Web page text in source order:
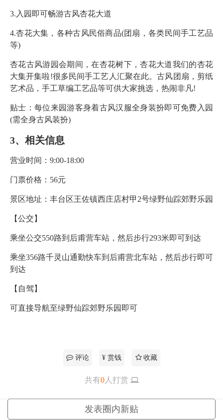
3.入园即可畅游古风杏花大道
4.杏花大集，各种古风民俗商品(团扇，各类民间手工艺品
等)
杏花古风游园会期间，在杏花树下，杏花大道我们的杏花
大集开集啦!很多民间手工艺人汇聚在此。古风团扇，剪纸
艺术品，手工草编工艺品等可供大家挑选，热闹非凡!
贴士：每位来园游客身着古风汉服全身装扮即可免费入园
(需全身古风装扮)
3、相关信息
营业时间：9:00-18:00
门票价格：56元
景区地址：丰台区王佐镇西庄店村甲2号绿野仙踪郊野乐园
【公交】
乘坐公交550路到后甫营车站，然后步行293米即可到达
乘坐356路千灵山通勤快车到后甫营北车站，然后步行即可
到达
【自驾】
可直接导航至绿野仙踪郊野乐园即可
评论 ¥ 赏钱 收藏
共有0人打赏
发表圈内新贴